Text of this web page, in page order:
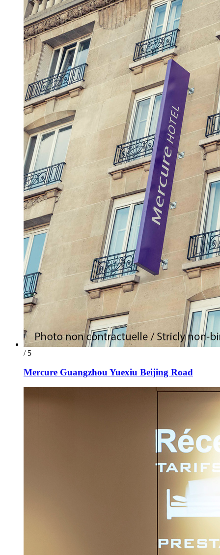
/ 5
Mercure Guangzhou Yuexiu Beijing Road